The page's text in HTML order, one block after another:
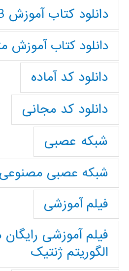
دانلود کتاب آموزش MATLAB
دانلود کتاب آموزش
دانلود کد آماده
دانلود کد مجانی
شبکه عصبی
شبکه عصبی مصنوعی
فیلم آموزشی
فیلم آموزشی رایگان
الگوریتم ژنتیک